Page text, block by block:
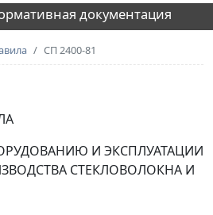
документация
СП 2400-81
И ЭКСПЛУАТАЦИИ
СТЕКЛОВОЛОКНА И